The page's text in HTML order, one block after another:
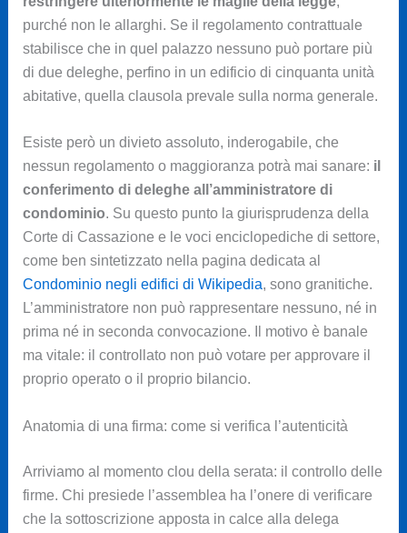
purché non le allarghi. Se il regolamento contrattuale
stabilisce che in quel palazzo nessuno può portare più
di due deleghe, perfino in un edificio di cinquanta unità
abitative, quella clausola prevale sulla norma generale.
Esiste però un divieto assoluto, inderogabile, che
nessun regolamento o maggioranza potrà mai sanare: il
conferimento di deleghe all’amministratore di
condominio. Su questo punto la giurisprudenza della
Corte di Cassazione e le voci enciclopediche di settore,
come ben sintetizzato nella pagina dedicata al
Condominio negli edifici di Wikipedia, sono granitiche.
L’amministratore non può rappresentare nessuno, né in
prima né in seconda convocazione. Il motivo è banale
ma vitale: il controllato non può votare per approvare il
proprio operato o il proprio bilancio.
Anatomia di una firma: come si verifica l’autenticità
Arriviamo al momento clou della serata: il controllo delle
firme. Chi presiede l’assemblea ha l’onere di verificare
che la sottoscrizione apposta in calce alla delega